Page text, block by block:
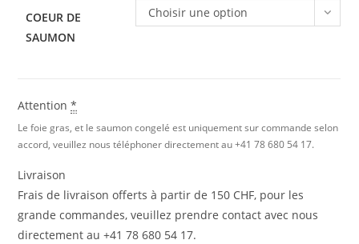
COEUR DE
SAUMON
Choisir une option
Attention *
Le foie gras, et le saumon congelé est uniquement sur commande selon
accord, veuillez nous téléphoner directement au +41 78 680 54 17.
Livraison
Frais de livraison offerts à partir de 150 CHF, pour les
grande commandes, veuillez prendre contact avec nous
directement au +41 78 680 54 17.